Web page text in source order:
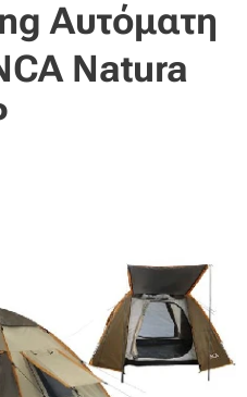
Αυτόματη
Natura